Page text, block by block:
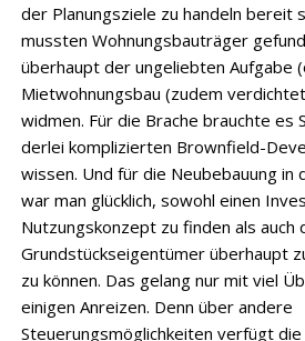
der Planungsziele zu handeln bereit
mussten Wohnungsbauträger
überhaupt der ungeliebten Aufgabe
Mietwohnungsbau (zudem
widmen. Für die Brache brauchte es
derlei komplizierten Brownfield-
wissen. Und für die Neubebauung in
war man glücklich, sowohl einen
Nutzungskonzept zu finden als auch
Grundstückseigentümer überhaupt
zu können. Das gelang nur mit viel
einigen Anreizen. Denn über andere
Steuerungsmöglichkeiten verfügt